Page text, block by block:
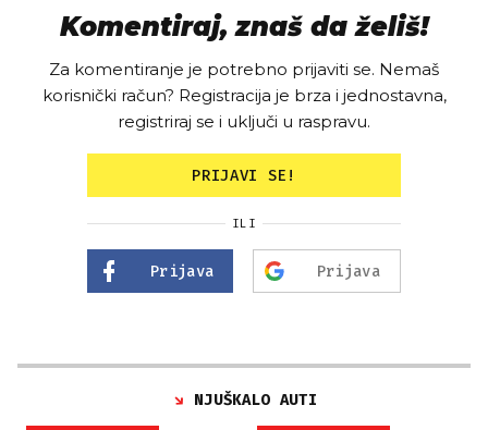
Komentiraj, znaš da želiš!
Za komentiranje je potrebno prijaviti se. Nemaš
korisnički račun? Registracija je brza i jednostavna,
registriraj se i uključi u raspravu.
PRIJAVI SE!
ILI
Prijava Prijava
NJUŠKALO AUTI